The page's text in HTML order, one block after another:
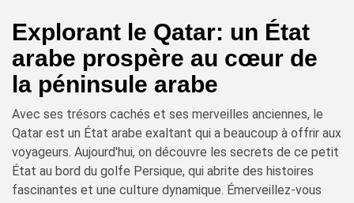
Explorant le Qatar: un État
arabe prospère au cœur de
la péninsule arabe
Avec ses trésors cachés et ses merveilles anciennes, le
Qatar est un État arabe exaltant qui a beaucoup à offrir aux
voyageurs. Aujourd'hui, on découvre les secrets de ce petit
État au bord du golfe Persique, qui abrite des histoires
fascinantes et une culture dynamique. Émerveillez-vous